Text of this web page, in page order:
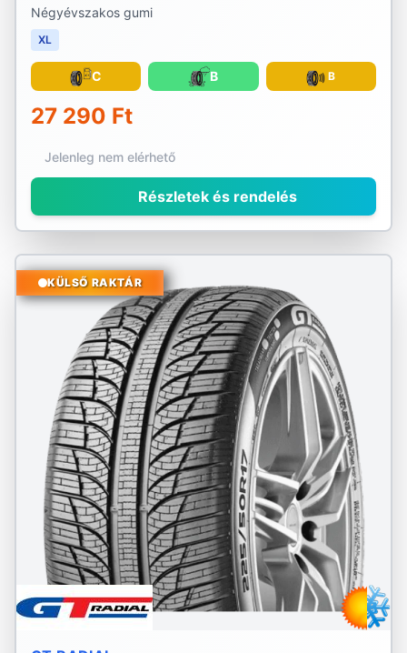
Négyévszakos gumi
XL
C B B
27 290 Ft
Jelenleg nem elérhető
Részletek és rendelés
KÜLSŐ RAKTÁR